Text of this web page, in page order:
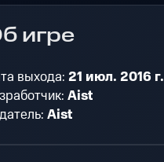
игре
выхода: 21 июл. 2016 г.
Aist
Aist